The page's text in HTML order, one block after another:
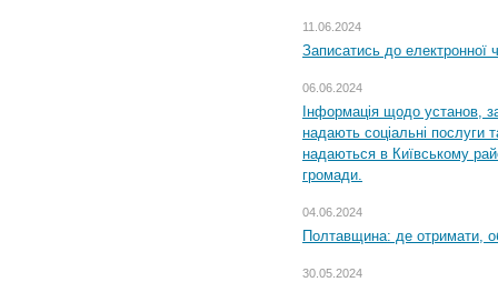
11.06.2024
Записатись до електронної
06.06.2024
Інформація щодо установ,
надають соціальні послуги
надаються в Київському
громади.
04.06.2024
Полтавщина: де отримати,
30.05.2024